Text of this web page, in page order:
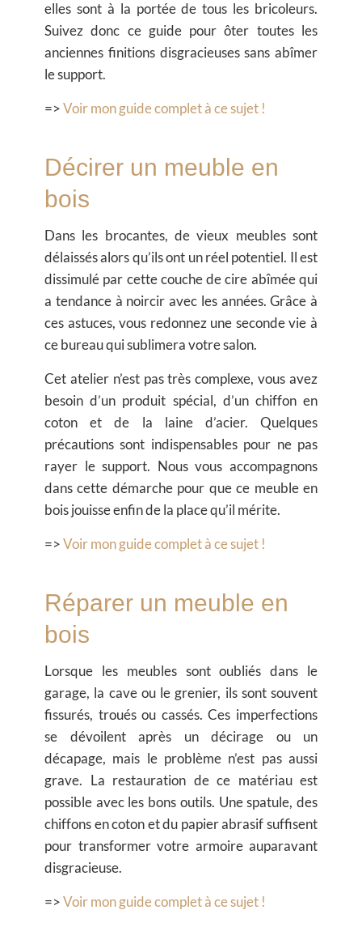
elles sont à la portée de tous les bricoleurs.
Suivez donc ce guide pour ôter toutes les
anciennes finitions disgracieuses sans abîmer
le support.
=>Voir mon guide complet à ce sujet !
Décirer un meuble en
bois
Dans les brocantes, de vieux meubles sont
délaissés alors qu’ils ont un réel potentiel. Il est
dissimulé par cette couche de cire abîmée qui
a tendance à noircir avec les années. Grâce à
ces astuces, vous redonnez une seconde vie à
ce bureau qui sublimera votre salon.
Cet atelier n’est pas très complexe, vous avez
besoin d’un produit spécial, d’un chiffon en
coton et de la laine d’acier. Quelques
précautions sont indispensables pour ne pas
rayer le support. Nous vous accompagnons
dans cette démarche pour que ce meuble en
bois jouisse enfin de la place qu’il mérite.
=>Voir mon guide complet à ce sujet !
Réparer un meuble en
bois
Lorsque les meubles sont oubliés dans le
garage, la cave ou le grenier, ils sont souvent
fissurés, troués ou cassés. Ces imperfections
se dévoilent après un décirage ou un
décapage, mais le problème n’est pas aussi
grave. La restauration de ce matériau est
possible avec les bons outils. Une spatule, des
chiffons en coton et du papier abrasif suffisent
pour transformer votre armoire auparavant
disgracieuse.
=>Voir mon guide complet à ce sujet !